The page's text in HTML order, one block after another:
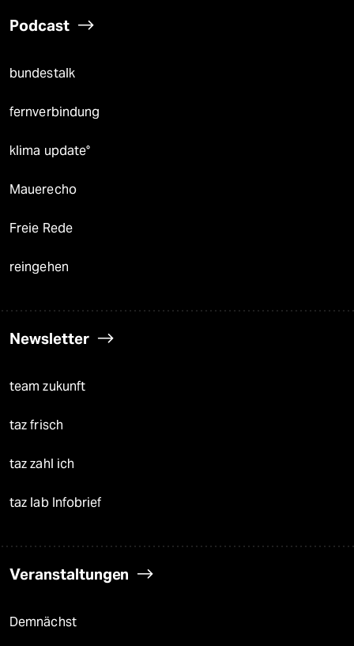
Podcast
bundestalk
fernverbindung
klima update°
Mauerecho
Freie Rede
reingehen
Newsletter
team zukunft
taz frisch
taz zahl ich
taz lab Infobrief
Veranstaltungen
Demnächst